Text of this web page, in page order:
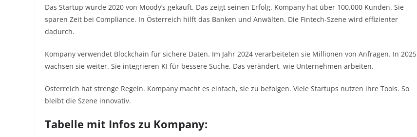
Das Startup wurde 2020 von Moody’s gekauft. Das zeigt seinen Erfolg. Kompany hat über 100.000 Kunden. Sie
sparen Zeit bei Compliance. In Österreich hilft das Banken und Anwälten. Die Fintech-Szene wird effizienter
dadurch.
Kompany verwendet Blockchain für sichere Daten. Im Jahr 2024 verarbeiteten sie Millionen von Anfragen. In 2025
wachsen sie weiter. Sie integrieren KI für bessere Suche. Das verändert, wie Unternehmen arbeiten.
Österreich hat strenge Regeln. Kompany macht es einfach, sie zu befolgen. Viele Startups nutzen ihre Tools. So
bleibt die Szene innovativ.
Tabelle mit Infos zu Kompany: